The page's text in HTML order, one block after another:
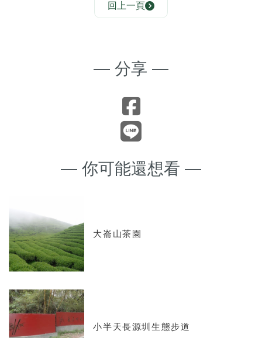
回上一頁
— 分享 —
— 你可能還想看 —
大崙山茶園
小半天長源圳生態步道